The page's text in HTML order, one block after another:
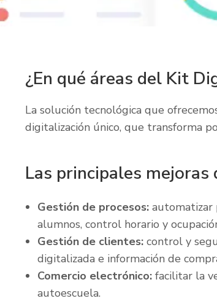
¿En qué áreas del Kit
La solución tecnológica que
digitalización único, que transforma
Las principales
Gestión de procesos:automatizar
alumnos, control horario y
Gestión de clientes: control y
digitalizada e información de
Comercio electrónico:facilitar la
autoescuela.